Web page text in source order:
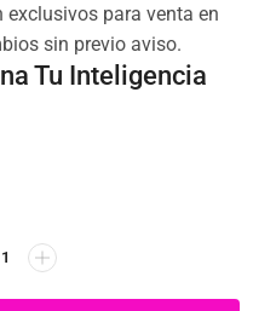
para venta en
sin previo aviso.
Tu Inteligencia